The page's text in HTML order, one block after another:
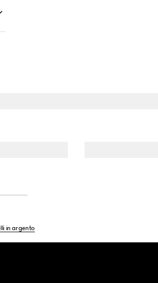
in argento